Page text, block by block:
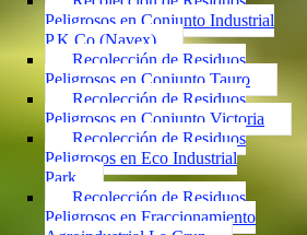
Peligrosos en Conjunto Industrial
P.K.Co (Navex)
Recolección de Residuos
Peligrosos en Conjunto Tauro
Recolección de Residuos
Peligrosos en Conjunto Victoria
Recolección de Residuos
Peligrosos en Eco Industrial
Park
Recolección de Residuos
Peligrosos en Fraccionamiento